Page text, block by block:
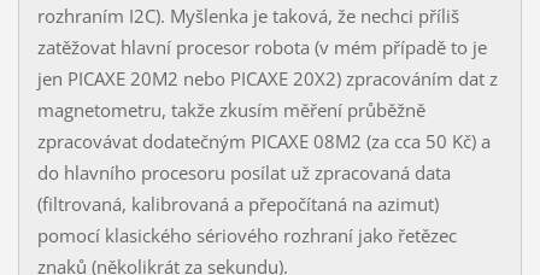
rozhraním I2C). Myšlenka je taková, že nechci příliš
zatěžovat hlavní procesor robota (v mém případě to je
jen PICAXE 20M2 nebo PICAXE 20X2) zpracováním dat z
magnetometru, takže zkusím měření průběžně
zpracovávat dodatečným PICAXE 08M2 (za cca 50 Kč) a
do hlavního procesoru posílat už zpracovaná data
(filtrovaná, kalibrovaná a přepočítaná na azimut)
pomocí klasického sériového rozhraní jako řetězec
znaků (několikrát za sekundu).